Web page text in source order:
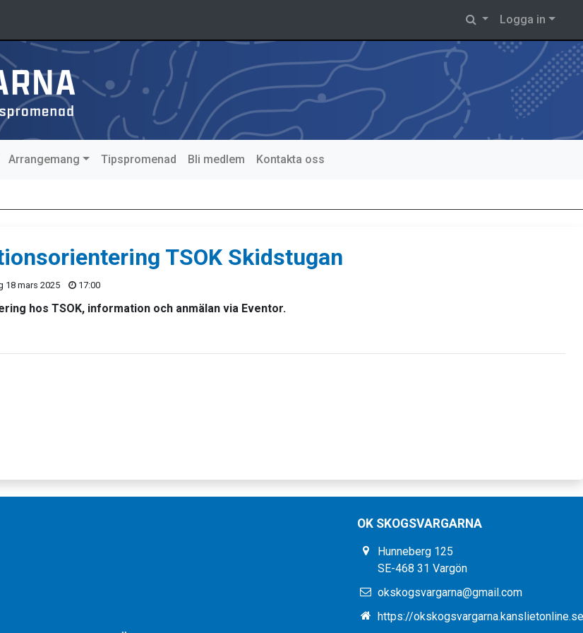
Logga in
Arrangemang Tipspromenad Bli medlem Kontakta oss
TSOK Skidstugan
18 mars 2025 17:00
hos TSOK, information och anmälan via Eventor.
OK SKOGSVARGARNA
Hunneberg 125
SE-468 31 Vargön
okskogsvargarna@gmail.com
https://